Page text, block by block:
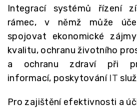
Integrací systémů řízení
rámec, v němž může
spojovat ekonomické
kvalitu, ochranu životního
a ochranu zdraví při
informací, poskytování IT
Pro zajištění efektivnosti a